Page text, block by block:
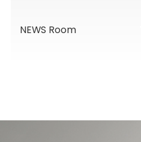
NEWS Room